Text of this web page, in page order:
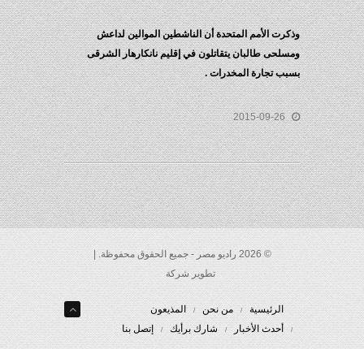
وذكرت الأمم المتحدة أن الناشطين الموالين لداعش
ومسلحى طالبان يتقاتلون في إقليم نانكارهار الشرقى
بسبب تجارة المخدرات .
2015-09-26
© 2026 راديو مصر - جميع الحقوق محفوظة. |
تطوير شركة
الرئيسية من نحن
المذيعون
أحدث الأخبار
شارك برأيك إتصل بنا